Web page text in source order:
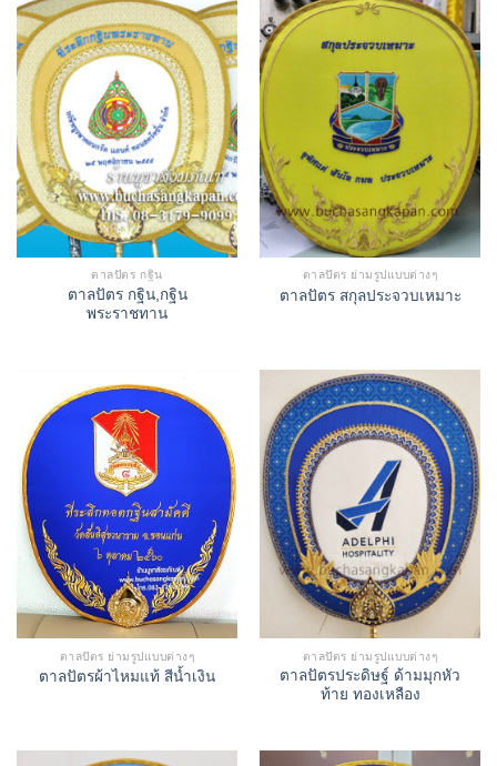
ตาลปัตร กฐิน
ตาลปัตร กฐิน,กฐิน
พระราชทาน
ตาลปัตร ย่ามรูปแบบต่างๆ
ตาลปัตร สกุลประจวบเหมาะ
ตาลปัตร ย่ามรูปแบบต่างๆ
ตาลปัตรผ้าไหมแท้ สีน้ำเงิน
ตาลปัตร ย่ามรูปแบบต่างๆ
ตาลปัตรประดิษฐ์ ด้ามมุกหัว
ท้าย ทองเหลือง